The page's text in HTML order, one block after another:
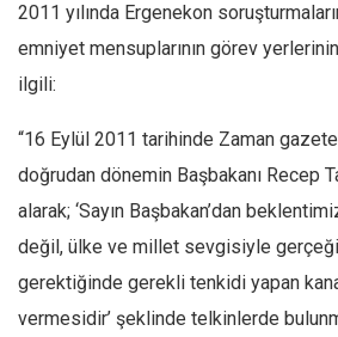
2011 yılında Ergenekon
emniyet mensuplarının görev
ilgili:
“16 Eylül 2011 tarihinde Zaman
doğrudan dönemin Başbakanı Recep
alarak; ‘Sayın Başbakan’dan
değil, ülke ve millet sevgisiyle
gerektiğinde gerekli tenkidi yapan
vermesidir’ şeklinde telkinlerde